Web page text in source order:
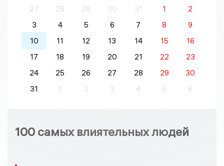
27
28 29 30 31 1
2
3
4 5 6 7 8
9
10
11 12 13 14 15
16
17
18 19 20 21 22
23
24
25 26 27 28 29
30
31
1 2 3 4 5 6
100 самых влиятельных людей